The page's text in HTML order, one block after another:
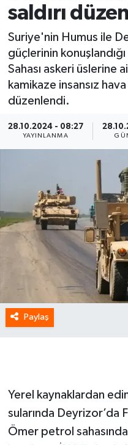
saldırı
Suriye'nin Humus ile
güçlerinin
Sahası askeri üslerine
kamikaze insansız
düzenlendi.
28.10.2024 - 08:27
YAYINLANMA
Paylaş
Yerel kaynaklardan
sularında Deyrizor’da
Ömer petrol
Spor
Yaşam